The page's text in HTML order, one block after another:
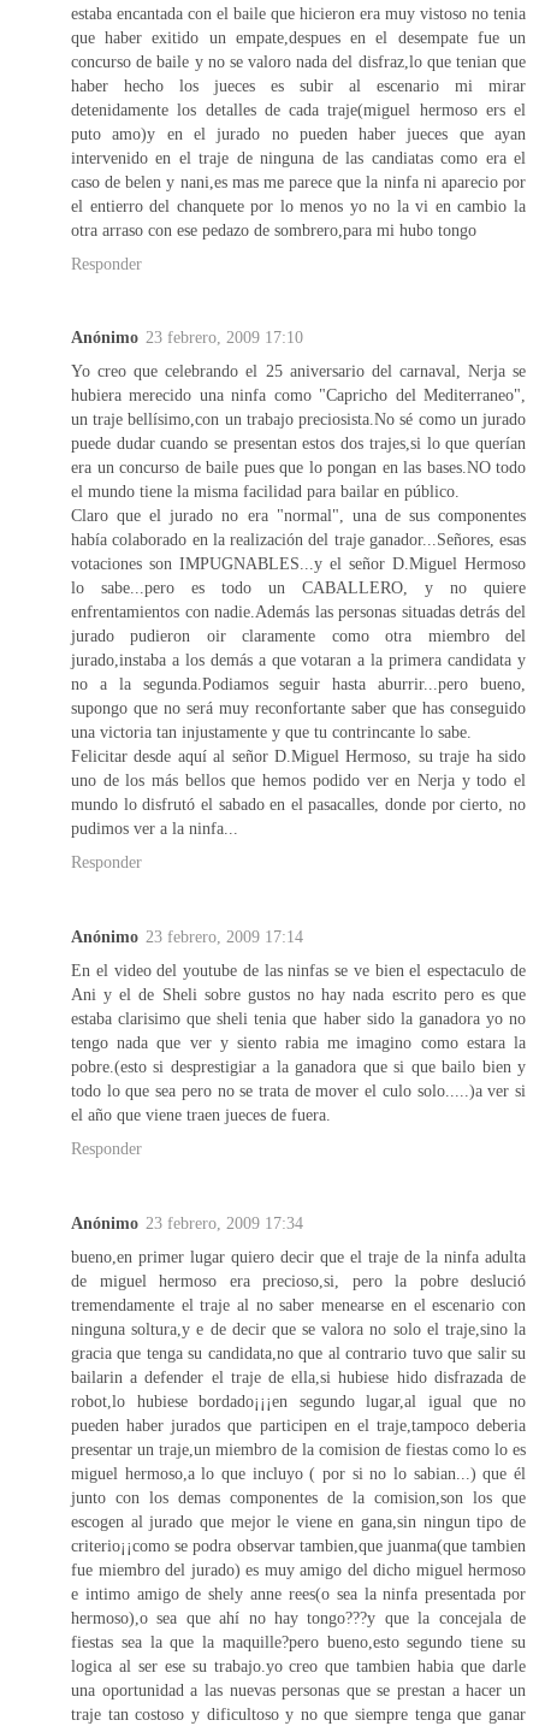
estaba encantada con el baile que hicieron era muy vistoso no tenia
que haber exitido un empate,despues en el desempate fue un
concurso de baile y no se valoro nada del disfraz,lo que tenian que
haber hecho los jueces es subir al escenario mi mirar
detenidamente los detalles de cada traje(miguel hermoso ers el
puto amo)y en el jurado no pueden haber jueces que ayan
intervenido en el traje de ninguna de las candiatas como era el
caso de belen y nani,es mas me parece que la ninfa ni aparecio por
el entierro del chanquete por lo menos yo no la vi en cambio la
otra arraso con ese pedazo de sombrero,para mi hubo tongo
Responder
Anónimo 23 febrero, 2009 17:10
Yo creo que celebrando el 25 aniversario del carnaval, Nerja se
hubiera merecido una ninfa como "Capricho del Mediterraneo",
un traje bellísimo,con un trabajo preciosista.No sé como un jurado
puede dudar cuando se presentan estos dos trajes,si lo que querían
era un concurso de baile pues que lo pongan en las bases.NO todo
el mundo tiene la misma facilidad para bailar en público.
Claro que el jurado no era "normal", una de sus componentes
había colaborado en la realización del traje ganador...Señores, esas
votaciones son IMPUGNABLES...y el señor D.Miguel Hermoso
lo sabe...pero es todo un CABALLERO, y no quiere
enfrentamientos con nadie.Además las personas situadas detrás del
jurado pudieron oir claramente como otra miembro del
jurado,instaba a los demás a que votaran a la primera candidata y
no a la segunda.Podiamos seguir hasta aburrir...pero bueno,
supongo que no será muy reconfortante saber que has conseguido
una victoria tan injustamente y que tu contrincante lo sabe.
Felicitar desde aquí al señor D.Miguel Hermoso, su traje ha sido
uno de los más bellos que hemos podido ver en Nerja y todo el
mundo lo disfrutó el sabado en el pasacalles, donde por cierto, no
pudimos ver a la ninfa...
Responder
Anónimo 23 febrero, 2009 17:14
En el video del youtube de las ninfas se ve bien el espectaculo de
Ani y el de Sheli sobre gustos no hay nada escrito pero es que
estaba clarisimo que sheli tenia que haber sido la ganadora yo no
tengo nada que ver y siento rabia me imagino como estara la
pobre.(esto si desprestigiar a la ganadora que si que bailo bien y
todo lo que sea pero no se trata de mover el culo solo.....)a ver si
el año que viene traen jueces de fuera.
Responder
Anónimo 23 febrero, 2009 17:34
bueno,en primer lugar quiero decir que el traje de la ninfa adulta
de miguel hermoso era precioso,si, pero la pobre deslució
tremendamente el traje al no saber menearse en el escenario con
ninguna soltura,y e de decir que se valora no solo el traje,sino la
gracia que tenga su candidata,no que al contrario tuvo que salir su
bailarin a defender el traje de ella,si hubiese hido disfrazada de
robot,lo hubiese bordado¡¡¡en segundo lugar,al igual que no
pueden haber jurados que participen en el traje,tampoco deberia
presentar un traje,un miembro de la comision de fiestas como lo es
miguel hermoso,a lo que incluyo ( por si no lo sabian...) que él
junto con los demas componentes de la comision,son los que
escogen al jurado que mejor le viene en gana,sin ningun tipo de
criterio¡¡como se podra observar tambien,que juanma(que tambien
fue miembro del jurado) es muy amigo del dicho miguel hermoso
e intimo amigo de shely anne rees(o sea la ninfa presentada por
hermoso),o sea que ahí no hay tongo???y que la concejala de
fiestas sea la que la maquille?pero bueno,esto segundo tiene su
logica al ser ese su trabajo.yo creo que tambien habia que darle
una oportunidad a las nuevas personas que se prestan a hacer un
traje tan costoso y dificultoso y no que siempre tenga que ganar